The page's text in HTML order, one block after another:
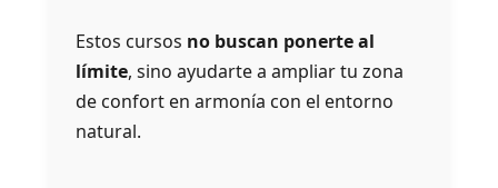
Estos cursos no buscan ponerte al
límite, sino ayudarte a ampliar tu zona
de confort en armonía con el entorno
natural.